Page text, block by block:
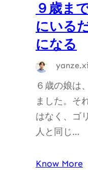
９歳ま
にいる
になる
６歳の娘は
ました。そ
はなく、ゴ
人と同じ…
Know More